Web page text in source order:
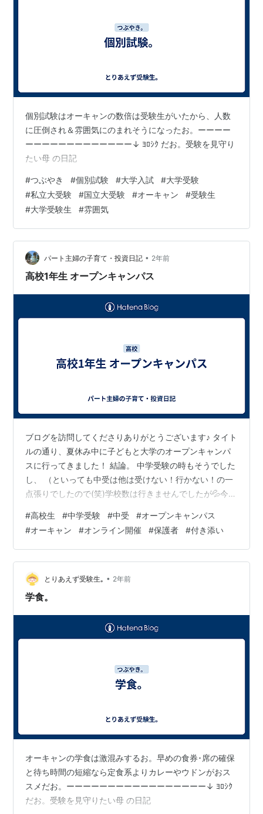
個別試験はオーキャンの数倍は受験生がいたから、人数
に圧倒され＆雰囲気にのまれそうになったお。ーーーー
ーーーーーーーーーーーーー↓ ﾖﾛｼｸ だお。受験を見守り
たい母 の日記
#つぶやき #個別試験 #大学入試 #大学受験
#私立大受験 #国立大受験 #オーキャン #受験生
#大学受験生 #雰囲気
パート主婦の子育て・投資日記 • 2年前
高校1年生 オープンキャンパス
ブログを訪問してくださりありがとうございます♪ タイト
ルの通り、夏休み中に子どもと大学のオープンキャンパ
スに行ってきました！ 結論。 中学受験の時もそうでした
し、 （といっても中受は他は受けない！行かない！の一
点張りでしたので(笑)学校数は行きませんでしたが💦今通
の生活の中で、個人に合う医療機関探しなども含めて 実
際に足を運んで目で見て肌で感じる体験や経験に勝るも
のなし！ です(#^^#) 実際にキャンパスに見に行った学校
の数は、 4校 オンラインが 1校 でした(^^) オンラインで
参加した大学も本当は直接行く予定でしたが、台風の影
響で急遽…
#高校生 #中学受験 #中受 #オープンキャンパス
#オーキャン #オンライン開催 #保護者 #付き添い
とりあえず受験生｡ • 2年前
学食。
オーキャンの学食は激混みするお。早めの食券･席の確保
と待ち時間の短縮なら定食系よりカレーやウドンがおス
スメだお。ーーーーーーーーーーーーーーーーー↓ ﾖﾛｼｸ
だお。受験を見守りたい母 の日記